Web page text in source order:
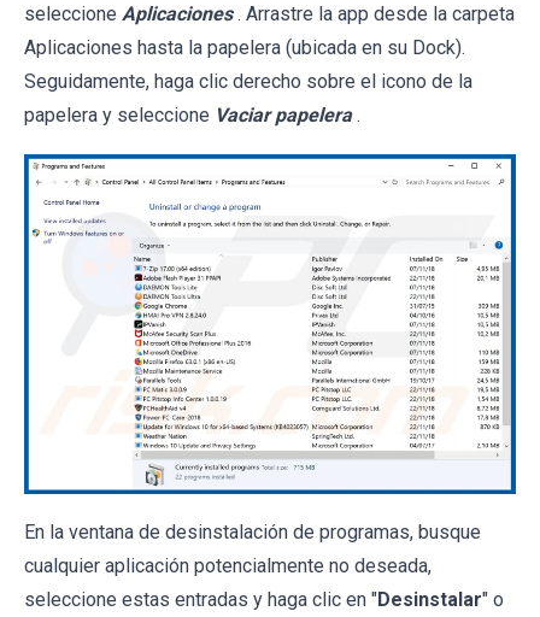
seleccione Aplicaciones . Arrastre la app desde la carpeta
Aplicaciones hasta la papelera (ubicada en su Dock).
Seguidamente, haga clic derecho sobre el icono de la
papelera y seleccione Vaciar papelera .
En la ventana de desinstalación de programas, busque
cualquier aplicación potencialmente no deseada,
seleccione estas entradas y haga clic en "Desinstalar" o